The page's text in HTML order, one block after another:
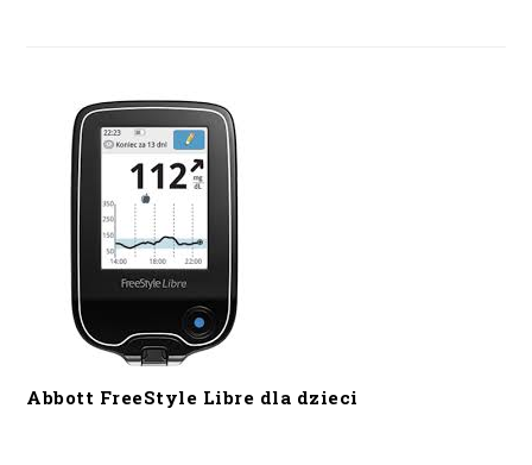
Abbott FreeStyle Libre dla dzieci